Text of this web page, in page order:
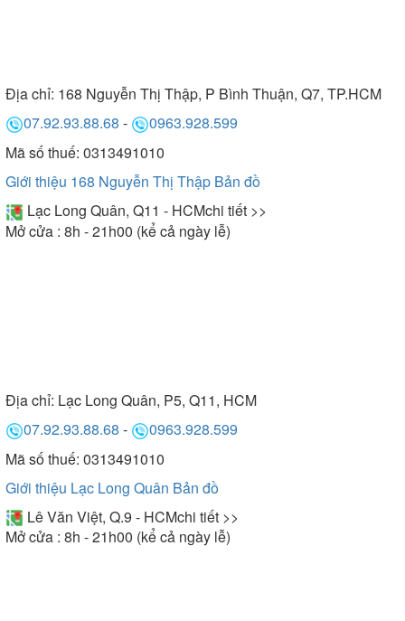
Địa chỉ: 168 Nguyễn Thị Thập, P Bình Thuận, Q7, TP.HCM
07.92.93.88.68 -
0963.928.599
Mã số thuế: 0313491010
Giới thiệu 168 Nguyễn Thị Thập Bản đồ
Lạc Long Quân, Q11 - HCMchi tiết >>
Mở cửa : 8h - 21h00 (kể cả ngày lễ)
Địa chỉ: Lạc Long Quân, P5, Q11, HCM
07.92.93.88.68 -
0963.928.599
Mã số thuế: 0313491010
Giới thiệu Lạc Long Quân Bản đồ
Lê Văn Việt, Q.9 - HCMchi tiết >>
Mở cửa : 8h - 21h00 (kể cả ngày lễ)